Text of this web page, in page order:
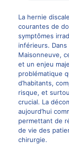
La hernie
courantes de
symptômes
inférieurs.
Maisonneuve,
et un enjeu
problématique
d’habitants,
risque, et
crucial. La
aujourd’hui
permettant de
de vie des
chirurgie.